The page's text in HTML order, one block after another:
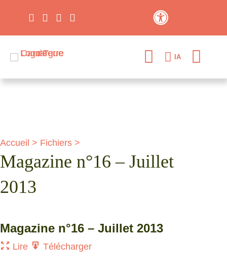
IA
Accueil > Fichiers >
Magazine n°16 – Juillet
2013
Magazine n°16 – Juillet 2013
Lire Télécharger